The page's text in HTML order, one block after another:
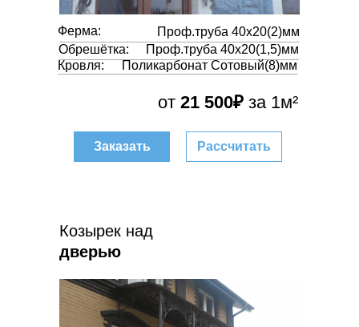
Заказать
от 21 500₽ за 1м²
Рассчитать
Ферма: Проф.труба 40х20(2)мм
Козырек над
дверью
Обрешётка: Проф.труба 40х20(1,5)мм
Кровля: Поликарбонат Сотовый(8)мм